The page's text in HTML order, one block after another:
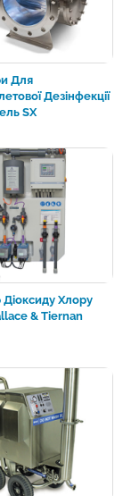
Для
Дезінфекції
SX
Діоксиду Хлору
& Tiernan